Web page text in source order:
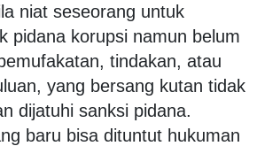
niat seseorang untuk
pidana korupsi namun belum
tindakan, atau
yang bersang kutan tidak
dijatuhi sanksi pidana.
baru bisa dituntut hukuman